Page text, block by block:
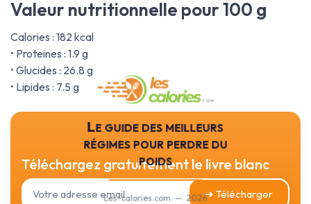
Valeur nutritionnelle pour 100 g
Calories : 182 kcal
• Proteines : 1.9 g
• Glucides : 26.8 g
• Lipides : 7.5 g
Le guide des meilleurs
régimes pour perdre du
poids
Les-calories.com — 2026
Téléchargez gratuitement le livre blanc
➔ Télécharger